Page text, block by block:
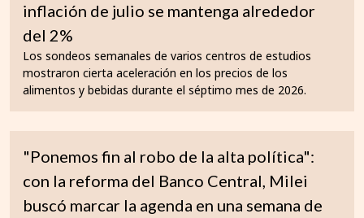
inflación de julio se mantenga alrededor
del 2%
Los sondeos semanales de varios centros de estudios
mostraron cierta aceleración en los precios de los
alimentos y bebidas durante el séptimo mes de 2026.
"Ponemos fin al robo de la alta política":
con la reforma del Banco Central, Milei
buscó marcar la agenda en una semana de